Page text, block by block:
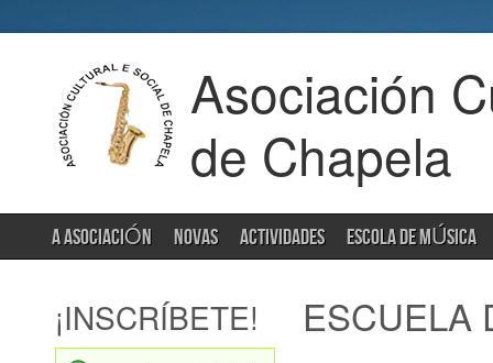
Asociación
de Chapela
A ASOCIACIÓN NOVAS ACTIVIDADES ESCOLA DE MÚSICA
¡INSCRÍBETE!
ESCUELA